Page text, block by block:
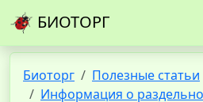
БИОТОРГ
Биоторг
Полезные статьи
Информация о